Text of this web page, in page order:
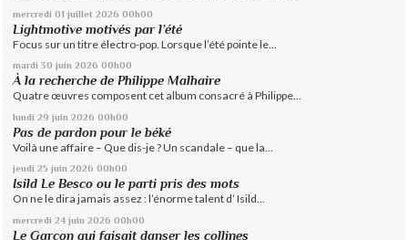
mercredi 01 juillet 2026 00h00
Lightmotive motivés par l’été
Focus sur un titre électro-pop. Lorsque l’été pointe le...
mardi 30 juin 2026 00h00
À la recherche de Philippe Malhaire
Quatre œuvres composent cet album consacré à Philippe...
lundi 29 juin 2026 00h00
Pas de pardon pour le béké
Voilà une affaire – Que dis-je ? Un scandale – que la...
jeudi 25 juin 2026 00h00
Isild Le Besco ou le parti pris des mots
On ne le dira jamais assez : l’énorme talent d’ Isild...
mercredi 24 juin 2026 00h00
Le Garçon qui faisait danser les collines